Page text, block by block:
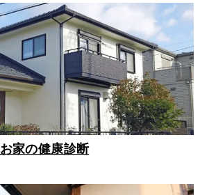
お家の健康診断